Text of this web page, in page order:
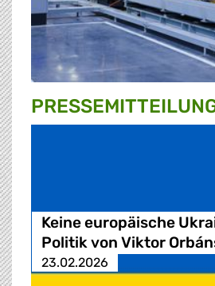
Keine europäische
Politik von Viktor
23.02.2026